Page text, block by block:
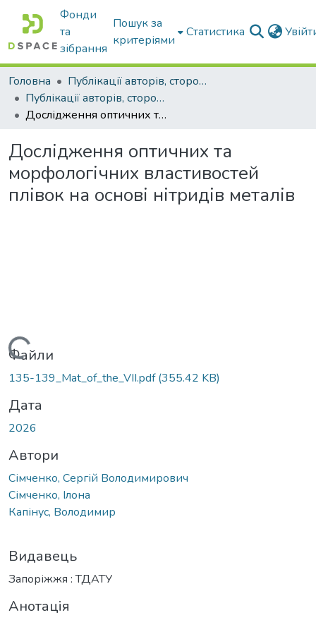
Фонди
та
зібрання
Пошук за
критеріями
Статистика
Головна
Публікації авторів, сторонніх університету
Публікації авторів, сторонніх університету
Дослідження оптичних та морфологічних властивостей плівок на основі нітридів металів
Дослідження оптичних та
морфологічних властивостей
плівок на основі нітридів металів
Файли
135-139_Mat_of_the_VІІ.pdf(355.42 KB)
Дата
2026
Автори
Сімченко, Сергій Володимирович
Сімченко, Ілона
Капінус, Володимир
Видавець
Запоріжжя : ТДАТУ
Анотація